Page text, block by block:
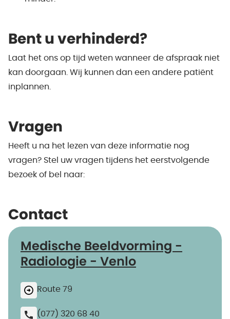
Bent u verhinderd?
Laat het ons op tijd weten wanneer de afspraak niet
kan doorgaan. Wij kunnen dan een andere patiënt
inplannen.
Vragen
Heeft u na het lezen van deze informatie nog
vragen? Stel uw vragen tijdens het eerstvolgende
bezoek of bel naar:
Contact
Medische Beeldvorming -
Radiologie - Venlo
Route 79
(077) 320 68 40